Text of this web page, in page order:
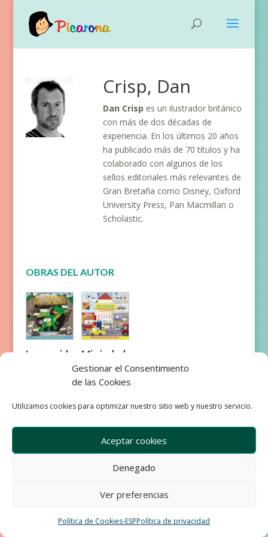
Gestionar el Consentimiento
de las Cookies
Utilizamos cookies para optimizar nuestro sitio web y nuestro servicio.
Aceptar cookies
Denegado
Ver preferencias
Política de Cookies-ESPPolítica de privacidad
Crisp, Dan
Dan Crisp es un ilustrador británico
con más de dos décadas de
experiencia. En los últimos 20 años
ha publicado más de 70 títulos y ha
colaborado con algunos de los
sellos editoriales más relevantes de
Gran Bretaña como Disney, Oxford
University Press, Pan Macmillan o
Scholastic.
OBRAS DEL AUTOR
La guarida
Mi ciudad
Aviso Legal
Política de privacidad
Política de Cookies
Development & Design by Ixole